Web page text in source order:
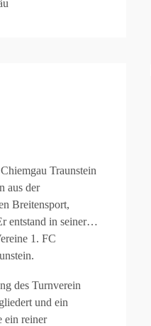
Traunstein
aus der
Breitensport,
entstand in seiner
1. FC
des Turnverein
und ein
ein reiner